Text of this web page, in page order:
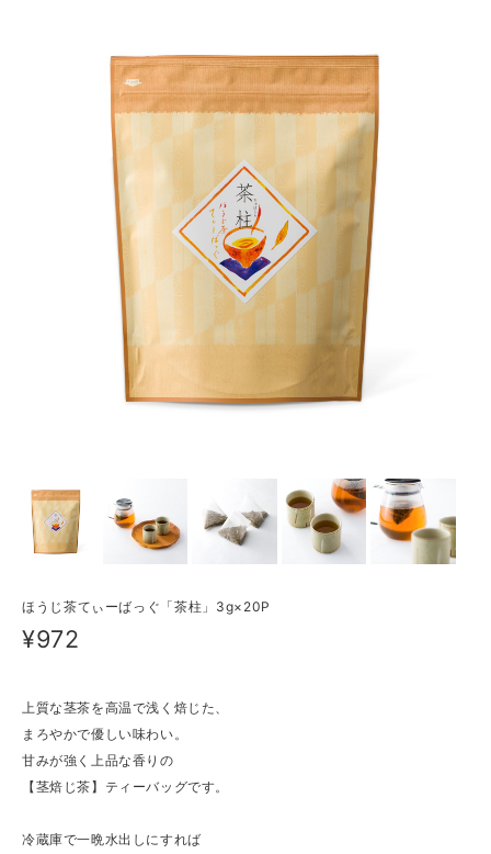
ほうじ茶てぃーばっぐ「茶柱」3g×20P
¥972
上質な茎茶を高温で浅く焙じた、
まろやかで優しい味わい。
甘みが強く上品な香りの
【茎焙じ茶】ティーバッグです。
冷蔵庫で一晩水出しにすれば